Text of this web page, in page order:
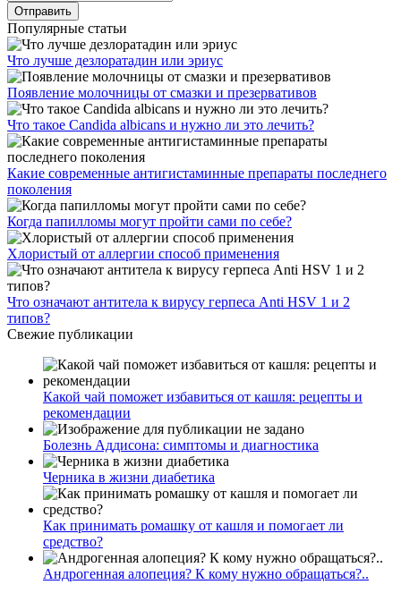
Популярные статьи
Что лучше дезлоратадин или эриус
Появление молочницы от смазки и презервативов
Что такое Candida albicans и нужно ли это лечить?
Какие современные антигистаминные препараты последнего
поколения
Когда папилломы могут пройти сами по себе?
Хлористый от аллергии способ применения
Что означают антитела к вирусу герпеса Anti HSV 1 и 2
типов?
Свежие публикации
Какой чай поможет избавиться от кашля: рецепты и
рекомендации
Болезнь Аддисона: симптомы и диагностика
Черника в жизни диабетика
Как принимать ромашку от кашля и помогает ли
средство?
Андрогенная алопеция? К кому нужно обращаться?..